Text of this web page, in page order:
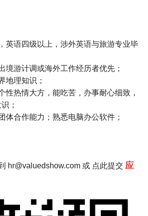
英语四级以上，涉外英语与旅游专业毕
境游计调或海外工作经历者优先；
地理知识；
性热情大方，能吃苦，办事耐心细致，
；
体合作能力；熟悉电脑办公软件；
hr@valuedshow.com或 点此提交 应